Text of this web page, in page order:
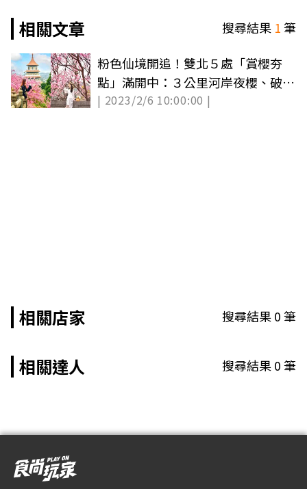
相關文章
搜尋結果 1筆
粉色仙境開追！雙北５處「賞櫻夯
點」滿開中：３公里河岸夜櫻、破萬
坪櫻花林
| 2023/2/6 10:00:00 |
相關店家 搜尋結果0筆
相關達人 搜尋結果0筆